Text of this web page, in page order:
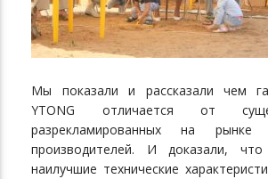
Мы показали и рассказали чем
YTONG отличается от
разрекламированных на рынке
производителей. И доказали,
наилучшие технические